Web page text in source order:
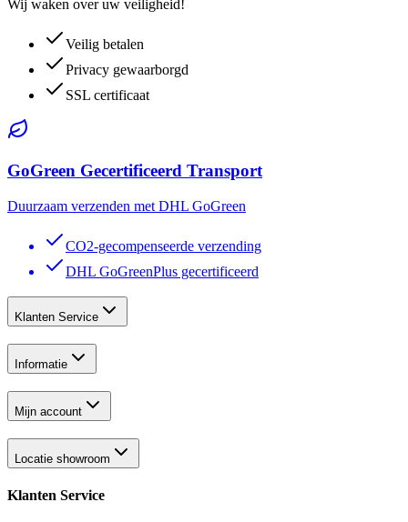
Wij waken over uw veiligheid!
Veilig betalen
Privacy gewaarborgd
SSL certificaat
GoGreen Gecertificeerd Transport
Duurzaam verzenden met DHL GoGreen
CO2-gecompenseerde verzending
DHL GoGreenPlus gecertificeerd
Klanten Service
Informatie
Mijn account
Locatie showroom
Klanten Service